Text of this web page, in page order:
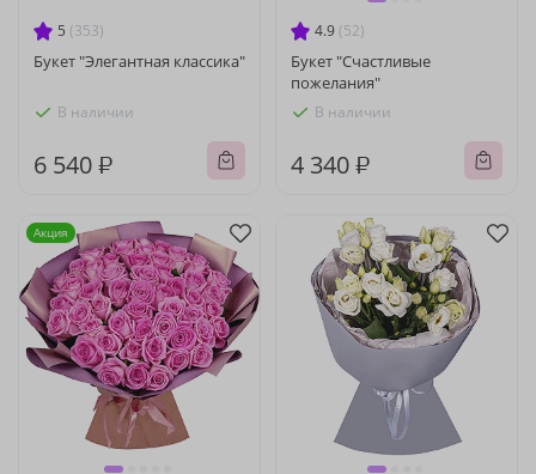
5 (353)
Букет "Элегантная классика"
В наличии
6 540 ₽
4.9 (52)
Букет "Счастливые
пожелания"
В наличии
4 340 ₽
Акция